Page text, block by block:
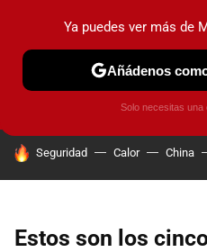
PRUEBAS COCHES
HOY SE HABLA DE
Seguridad Calor China
Estos son los
Ya puedes ver más de
Añádenos
Solo necesitas una